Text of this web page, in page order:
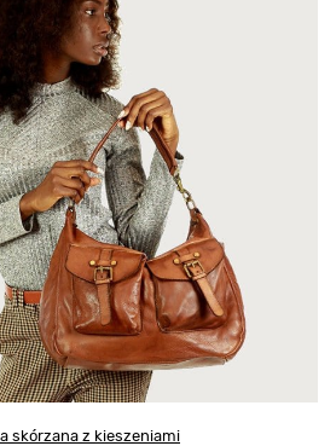
skórzana z kieszeniami